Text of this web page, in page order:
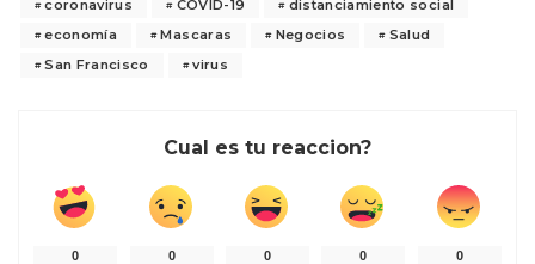
coronavirus COVID-19
distanciamiento social
economía
Mascaras Negocios
Salud
San Francisco
virus
Cual es tu reaccion?
0 0 0 0 0